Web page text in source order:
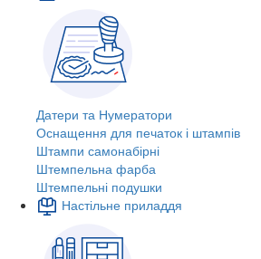
Датери та Нумератори
Оснащення для печаток і штампів
Штампи самонабірні
Штемпельна фарба
Штемпельні подушки
Настільне приладдя